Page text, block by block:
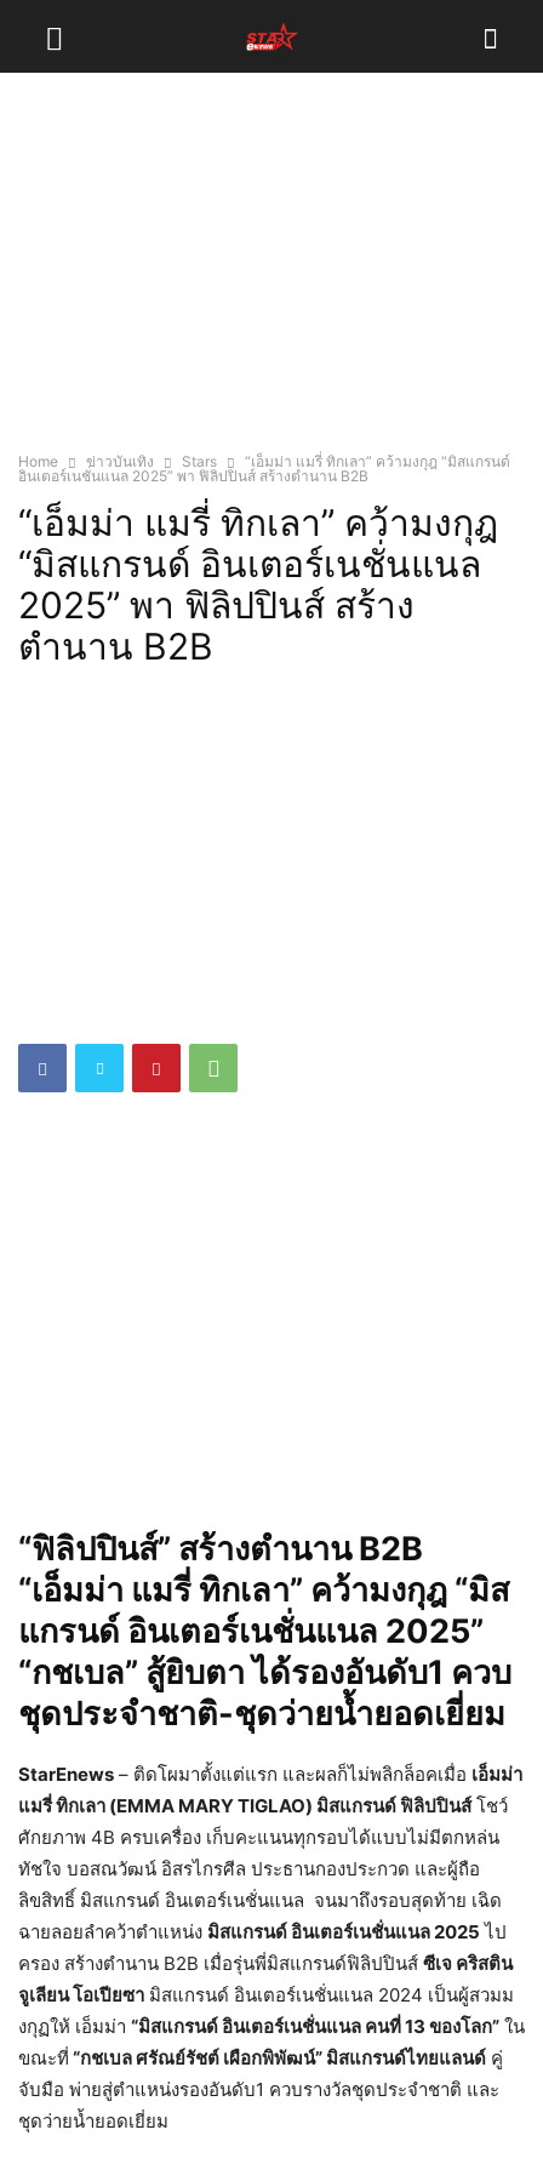
Home ข่าวบันเทิง Stars
“เอ็มม่า แมรี่ ทิกเลา” คว้ามงกุฎ “มิสแกรนด์
อินเตอร์เนชั่นแนล 2025” พา ฟิลิปปินส์ สร้างตำนาน B2B
“เอ็มม่า แมรี่ ทิกเลา” คว้ามงกุฎ
“มิสแกรนด์ อินเตอร์เนชั่นแนล
2025” พา ฟิลิปปินส์ สร้าง
ตำนาน B2B
“ฟิลิปปินส์” สร้างตำนานB2B
“เอ็มม่า แมรี่ ทิกเลา” คว้ามงกุฎ “มิส
แกรนด์ อินเตอร์เนชั่นแนล 2025”
“กชเบล” สู้ยิบตา ได้รองอันดับ1 ควบ
ชุดประจำชาติ-ชุดว่ายน้ำยอดเยี่ยม
StarEnews – ติดโผมาตั้งแต่แรก และผลก็ไม่พลิกล็อคเมื่อ เอ็มม่า
แมรี่ ทิกเลา (EMMA MARY TIGLAO) มิสแกรนด์ ฟิลิปปินส์โชว์
ศักยภาพ 4B ครบเครื่อง เก็บคะแนนทุกรอบได้แบบไม่มีตกหล่น
ทัชใจ บอสณวัฒน์ อิสรไกรศีล ประธานกองประกวด และผู้ถือ
ลิขสิทธิ์ มิสแกรนด์ อินเตอร์เนชั่นแนล จนมาถึงรอบสุดท้าย เฉิด
ฉายลอยลำคว้าตำแหน่ง มิสแกรนด์ อินเตอร์เนชั่นแนล 2025 ไป
ครอง สร้างตำนาน B2B เมื่อรุ่นพี่มิสแกรนด์ฟิลิปปินส์ ซีเจ คริสติน
จูเลียน โอเปียซา มิสแกรนด์ อินเตอร์เนชั่นแนล 2024 เป็นผู้สวมม
งกุฏให้ เอ็มม่า “มิสแกรนด์ อินเตอร์เนชั่นแนล คนที่ 13 ของโลก” ใน
ขณะที่ “กชเบล ศรัณย์รัชต์ เผือกพิพัฒน์” มิสแกรนด์ไทยแลนด์ คู่
จับมือ พ่ายสู่ตำแหน่งรองอันดับ1 ควบรางวัลชุดประจำชาติ และ
ชุดว่ายน้ำยอดเยี่ยม